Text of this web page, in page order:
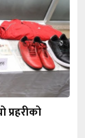
प्रहरीको